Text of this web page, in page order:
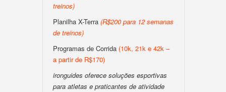
treinos)
Planilha X-Terra (R$200 para 12 semanas
de treinos)
Programas de Corrida (10k, 21k e 42k –
a partir de R$170)
ironguides oferece soluções esportivas
para atletas e praticantes de atividade